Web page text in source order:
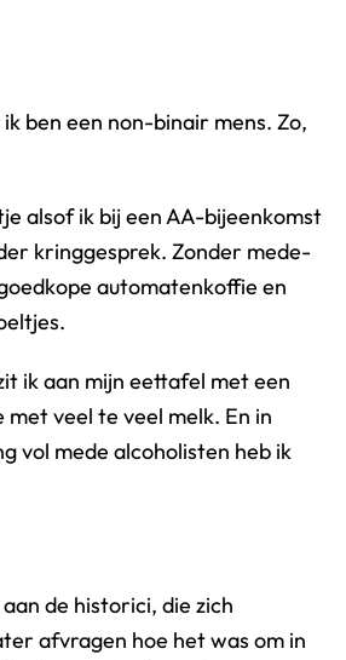
ben een non-binair mens. Zo,
alsof ik bij een AA-bijeenkomst
kringgesprek. Zonder mede-
automatenkoffie en
ik aan mijn eettafel met een
veel te veel melk. En in
vol mede alcoholisten heb ik
de historici, die zich
afvragen hoe het was om in